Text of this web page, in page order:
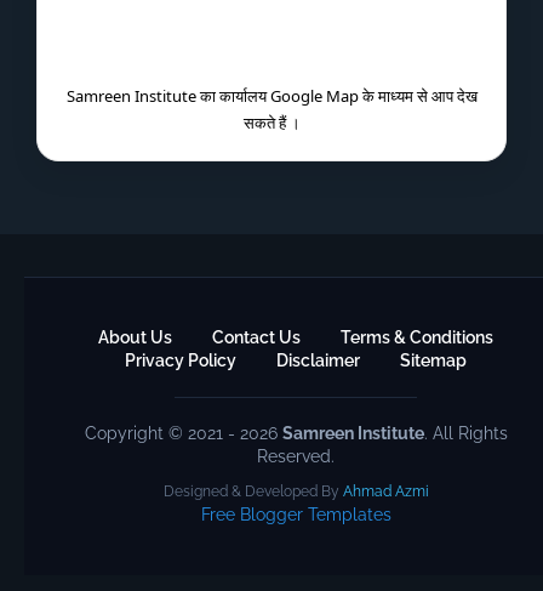
Samreen Institute का कार्यालय Google Map के माध्यम से आप देख
सकते हैं ।
About Us Contact Us
Terms & Conditions
Privacy Policy
Disclaimer Sitemap
Copyright © 2021 - 2026 Samreen Institute. All Rights
Reserved.
Designed & Developed By Ahmad Azmi
Free Blogger Templates